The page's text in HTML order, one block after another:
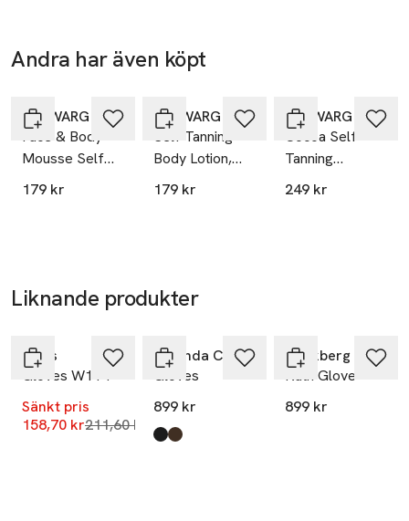
Andra har även köpt
25% vid köp
IDA WARG
Face & Body
Mousse Self
Tan
179 kr
25% vid köp
över 200kr
IDA WARG
Self Tanning
Body Lotion,
200 ml
179 kr
IDA WARG
Cocoa Self-
Tanning
Mousse 1 Hour
249 kr
Liknande produkter
Rains
Gloves W1T1
Sänkt pris
158,70 krLägsta pris 30 dagar
211,60 kr
Amanda Christensen
Gloves
899 kr
Produkten finns i färgerna:
Black
Brown
Markberg
Kath Glove
899 kr